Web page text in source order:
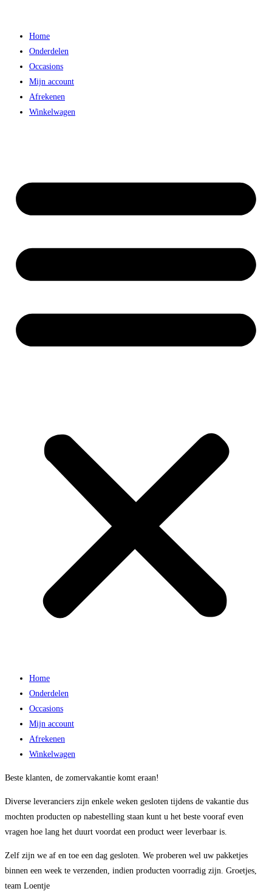
Home
Onderdelen
Occasions
Mijn account
Afrekenen
Winkelwagen
Home
Onderdelen
Occasions
Mijn account
Afrekenen
Winkelwagen
Beste klanten, de zomervakantie komt eraan!
Diverse leveranciers zijn enkele weken gesloten tijdens de vakantie dus
mochten producten op nabestelling staan kunt u het beste vooraf even
vragen hoe lang het duurt voordat een product weer leverbaar is.
Zelf zijn we af en toe een dag gesloten. We proberen wel uw pakketjes
binnen een week te verzenden, indien producten voorradig zijn. Groetjes,
team Loentje